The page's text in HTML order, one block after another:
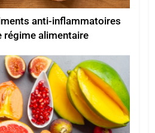
anti-inflammatoires
régime alimentaire